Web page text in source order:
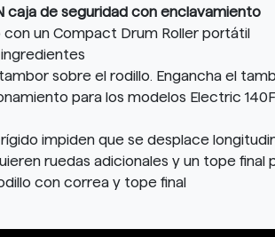
caja de seguridad con enclavamiento
un Compact Drum Roller portátil
sobre el rodillo. Engancha el
para los modelos Electric 140F
impiden que se desplace
ruedas adicionales y un tope final
con correa y tope final